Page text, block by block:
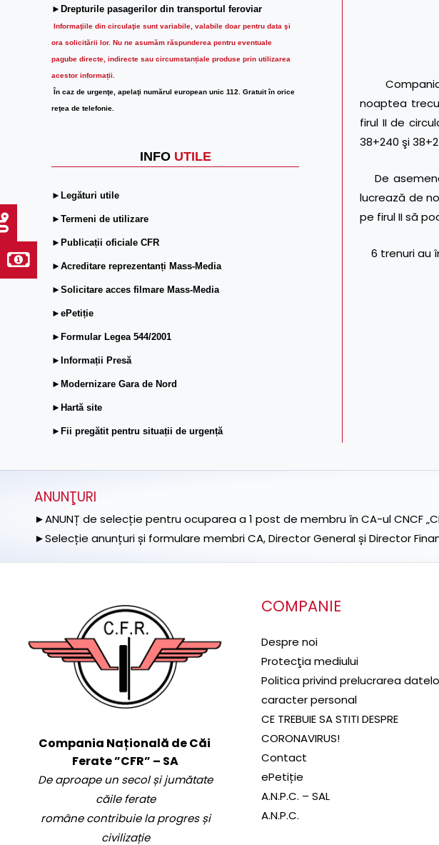
►Drepturile pasagerilor din transportul feroviar
Informaţiile din circulaţie sunt variabile, valabile doar pentru data şi
ora solicitării lor. Nu ne asumăm răspunderea pentru eventuale
pagube directe, indirecte sau circumstanțiale produse prin utilizarea
acestor informații.
În caz de urgenţe, apelaţi numărul european unic 112. Gratuit în orice
reţea de telefonie.
INFO UTILE
►Legături utile
►Termeni de utilizare
►Publicații oficiale CFR
►Acreditare reprezentanți Mass-Media
►Solicitare acces filmare Mass-Media
►ePetiție
►Formular Legea 544/2001
►Informații Presă
►Modernizare Gara de Nord
►Hartă site
►Fii pregătit pentru situații de urgență
Compania
noaptea
firul II de
38+240 şi
De
lucrează de
pe firul II să
6 trenuri au
ANUNŢURI
►ANUNȚ de selecție pentru ocuparea a 1 post de membru în CA-ul CNCF
►Selecție anunțuri și formulare membri CA, Director General și Director
Compania Națională de Căi
Ferate ”CFR” – SA
De aproape un secol și jumătate
căile ferate
române contribuie la progres și
civilizație
COMPANIE
Despre noi
Protecţia mediului
Politica privind prelucrarea
caracter personal
CE TREBUIE SA STITI DESPRE
CORONAVIRUS!
Contact
ePetiție
A.N.P.C. – SAL
A.N.P.C.